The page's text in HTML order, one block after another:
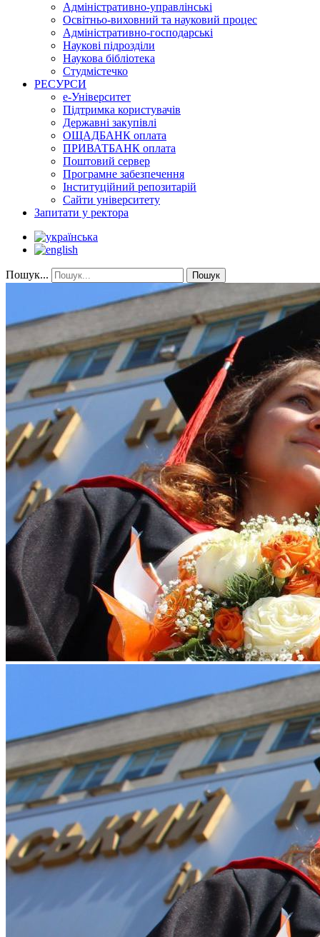
Адміністративно-управлінські
Освітньо-виховний та науковий процес
Адміністративно-господарські
Наукові підрозділи
Наукова бібліотека
Студмістечко
РЕСУРСИ
е-Університет
Підтримка користувачів
Державні закупівлі
ОЩАДБАНК оплата
ПРИВАТБАНК оплата
Поштовий сервер
Програмне забезпечення
Інституційний репозитарій
Сайти університету
Запитати у ректора
Пошук... Пошук